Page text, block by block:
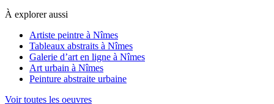
À explorer aussi
Artiste peintre à Nîmes
Tableaux abstraits à Nîmes
Galerie d’art en ligne à Nîmes
Art urbain à Nîmes
Peinture abstraite urbaine
Voir toutes les oeuvres